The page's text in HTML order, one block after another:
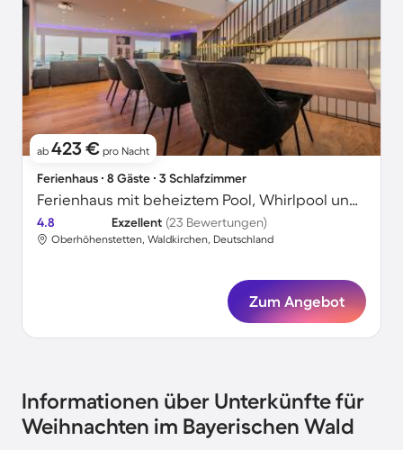
ab 423 € pro Nacht
Ferienhaus ∙ 8 Gäste ∙ 3 Schlafzimmer
Ferienhaus mit beheiztem Pool, Whirlpool und Grill | Perfekt für die Arbeit von Zuhause
4.8 Exzellent (23 Bewertungen)
Oberhöhenstetten, Waldkirchen, Deutschland
Zum Angebot
Informationen über Unterkünfte für
Weihnachten im Bayerischen Wald